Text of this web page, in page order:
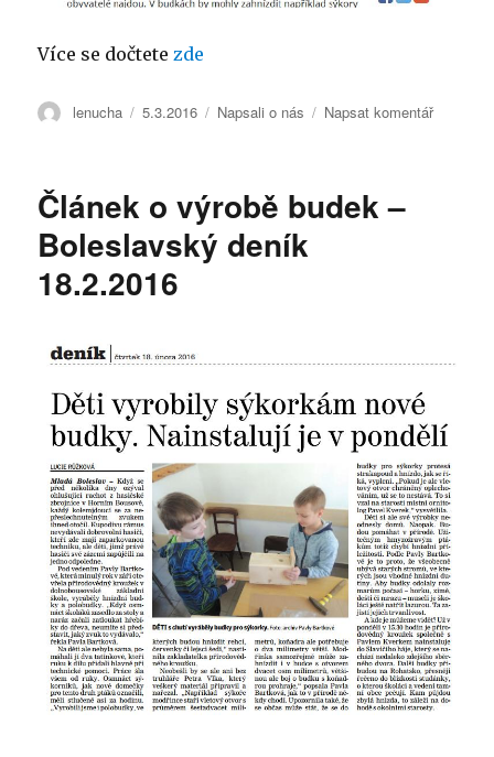
Více se dočtete zde
Autor:
lenucha Publikováno:
5.3.2016 Rubriky:
Napsali o nás Napsat komentářpro
Článek o výrobě budek –
Boleslavský deník
18.2.2016